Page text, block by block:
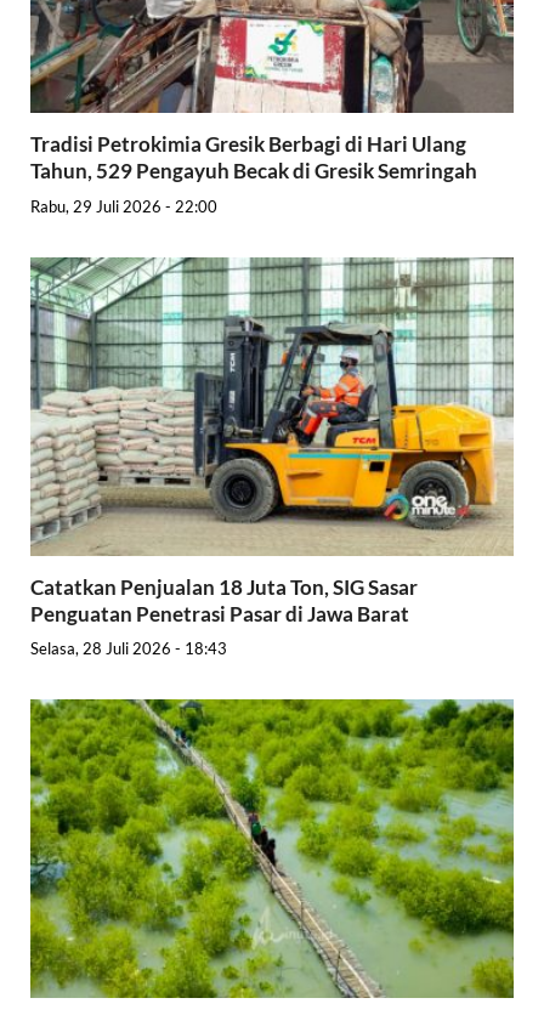
Tradisi Petrokimia Gresik Berbagi di Hari Ulang
Tahun, 529 Pengayuh Becak di Gresik Semringah
Rabu, 29 Juli 2026 - 22:00
Catatkan Penjualan 18 Juta Ton, SIG Sasar
Penguatan Penetrasi Pasar di Jawa Barat
Selasa, 28 Juli 2026 - 18:43